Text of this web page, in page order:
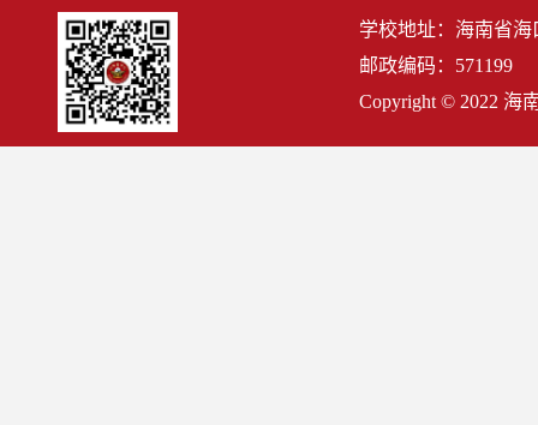
学校地址：海南省
邮政编码：571199
Copyright © 2022 海